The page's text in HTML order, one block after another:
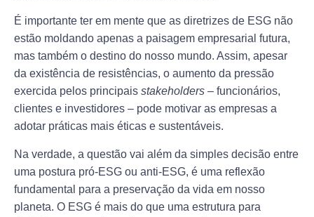
É importante ter em mente que as diretrizes de ESG não
estão moldando apenas a paisagem empresarial futura,
mas também o destino do nosso mundo. Assim, apesar
da existência de resistências, o aumento da pressão
exercida pelos principais stakeholders – funcionários,
clientes e investidores – pode motivar as empresas a
adotar práticas mais éticas e sustentáveis.
Na verdade, a questão vai além da simples decisão entre
uma postura pró-ESG ou anti-ESG, é uma reflexão
fundamental para a preservação da vida em nosso
planeta. O ESG é mais do que uma estrutura para